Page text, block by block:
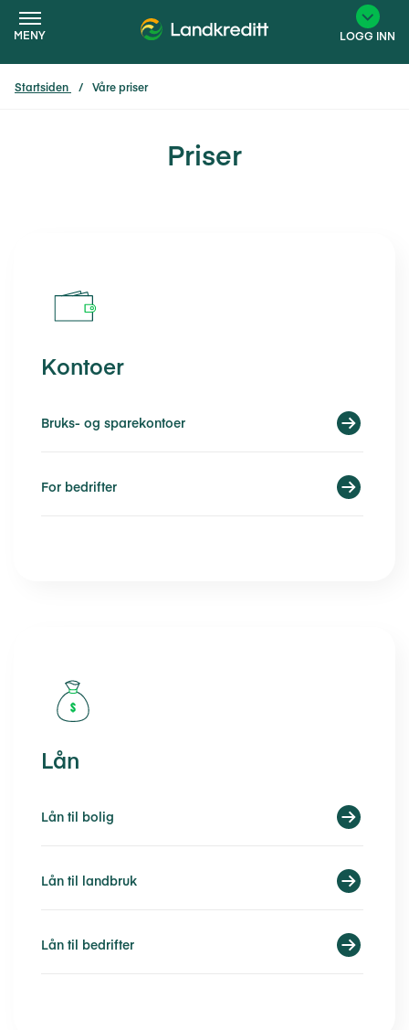
MENY LOGG INN
Startsiden Våre priser
Priser
Kontoer
Bruks- og sparekontoer
For bedrifter
Lån
Lån til bolig
Lån til landbruk
Lån til bedrifter